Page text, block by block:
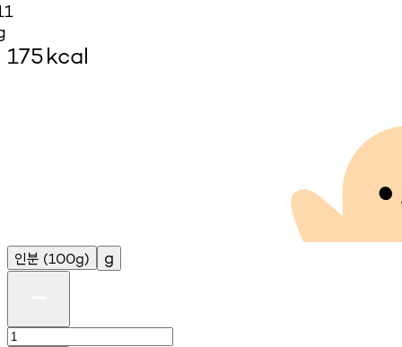
175kcal
인분 (100g) g